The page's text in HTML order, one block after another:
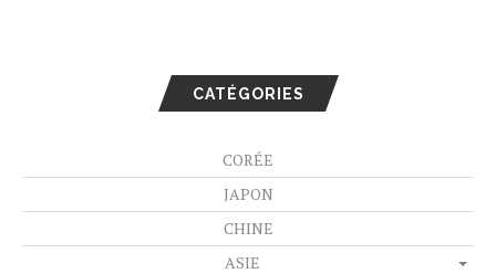
CATÉGORIES
CORÉE
JAPON
CHINE
ASIE